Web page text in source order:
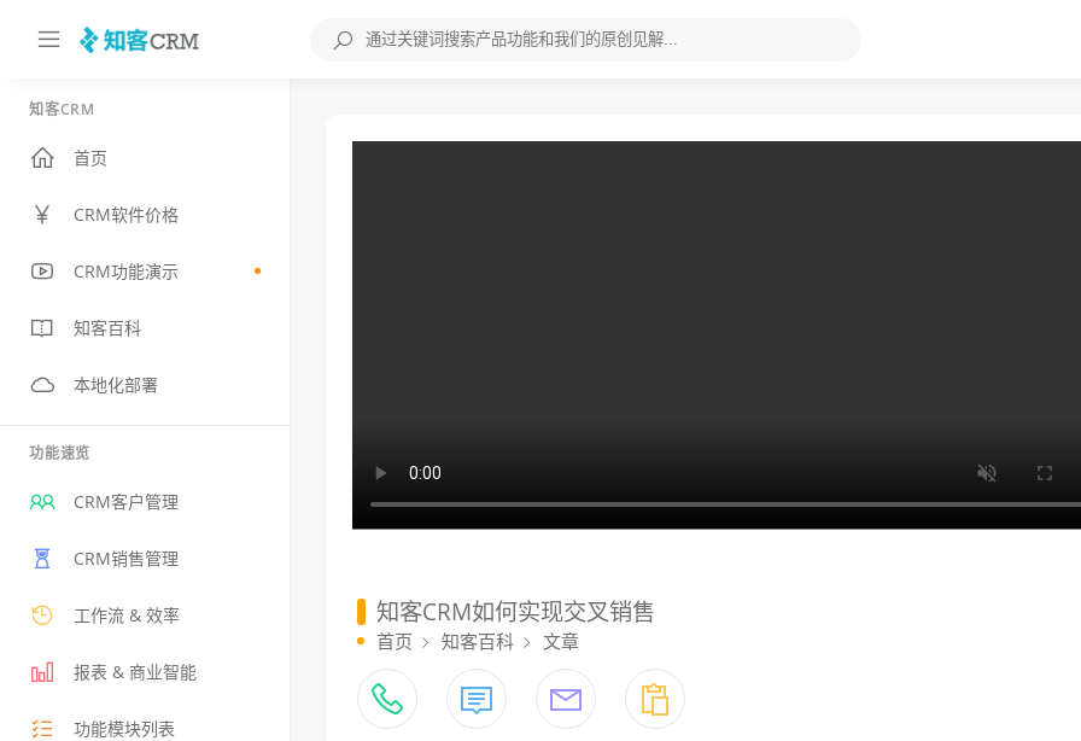
知客CRM
首页
CRM软件价格
CRM功能演示
知客百科
本地化部署
功能速览
CRM客户管理
CRM销售管理
工作流 & 效率
报表 & 商业智能
功能模块列表
知客CRM如何实现交叉销售
首页 知客百科 文章